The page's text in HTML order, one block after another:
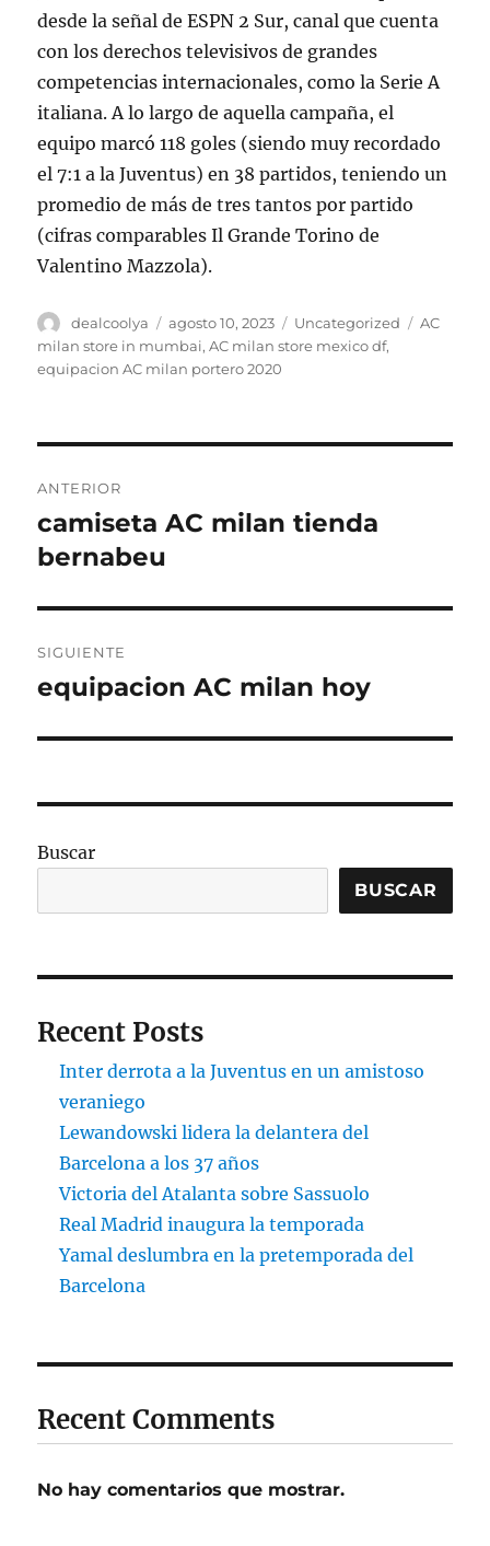
desde la señal de ESPN 2 Sur, canal que cuenta
con los derechos televisivos de grandes
competencias internacionales, como la Serie A
italiana. A lo largo de aquella campaña, el
equipo marcó 118 goles (siendo muy recordado
el 7:1 a la Juventus) en 38 partidos, teniendo un
promedio de más de tres tantos por partido
(cifras comparables Il Grande Torino de
Valentino Mazzola).
Autor
dealcoolya
Publicado
el
agosto 10, 2023 Categorías
Uncategorized Etiquetas
AC
milan store in mumbai,AC milan store mexico df,
equipacion AC milan portero 2020
de
entradas
ANTERIOR
Entrada
anterior:
camiseta AC milan tienda
bernabeu
SIGUIENTE
Entrada
equipacion AC milan hoy
Buscar
BUSCAR
Recent Posts
Inter derrota a la Juventus en un amistoso
veraniego
Lewandowski lidera la delantera del
Barcelona a los 37 años
Victoria del Atalanta sobre Sassuolo
Real Madrid inaugura la temporada
Yamal deslumbra en la pretemporada del
Barcelona
Recent Comments
No hay comentarios que mostrar.